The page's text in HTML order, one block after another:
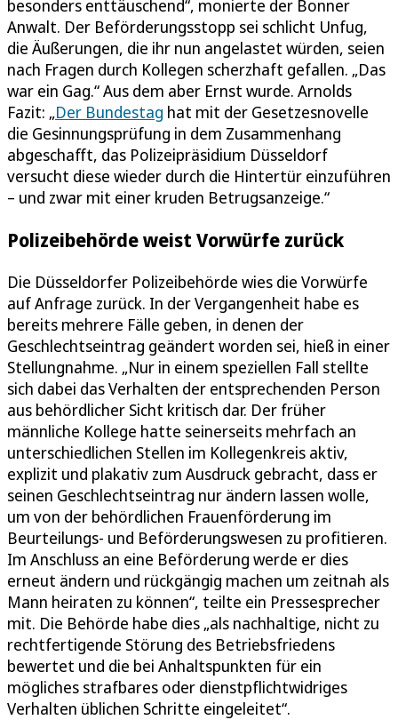
besonders enttäuschend“, monierte der Bonner
Anwalt. Der Beförderungsstopp sei schlicht Unfug,
die Äußerungen, die ihr nun angelastet würden, seien
nach Fragen durch Kollegen scherzhaft gefallen. „Das
war ein Gag.“ Aus dem aber Ernst wurde. Arnolds
Fazit: „Der Bundestag hat mit der Gesetzesnovelle
die Gesinnungsprüfung in dem Zusammenhang
abgeschafft, das Polizeipräsidium Düsseldorf
versucht diese wieder durch die Hintertür einzuführen
– und zwar mit einer kruden Betrugsanzeige.“
Polizeibehörde weist Vorwürfe zurück
Die Düsseldorfer Polizeibehörde wies die Vorwürfe
auf Anfrage zurück. In der Vergangenheit habe es
bereits mehrere Fälle geben, in denen der
Geschlechtseintrag geändert worden sei, hieß in einer
Stellungnahme. „Nur in einem speziellen Fall stellte
sich dabei das Verhalten der entsprechenden Person
aus behördlicher Sicht kritisch dar. Der früher
männliche Kollege hatte seinerseits mehrfach an
unterschiedlichen Stellen im Kollegenkreis aktiv,
explizit und plakativ zum Ausdruck gebracht, dass er
seinen Geschlechtseintrag nur ändern lassen wolle,
um von der behördlichen Frauenförderung im
Beurteilungs- und Beförderungswesen zu profitieren.
Im Anschluss an eine Beförderung werde er dies
erneut ändern und rückgängig machen um zeitnah als
Mann heiraten zu können“, teilte ein Pressesprecher
mit. Die Behörde habe dies „als nachhaltige, nicht zu
rechtfertigende Störung des Betriebsfriedens
bewertet und die bei Anhaltspunkten für ein
mögliches strafbares oder dienstpflichtwidriges
Verhalten üblichen Schritte eingeleitet“.